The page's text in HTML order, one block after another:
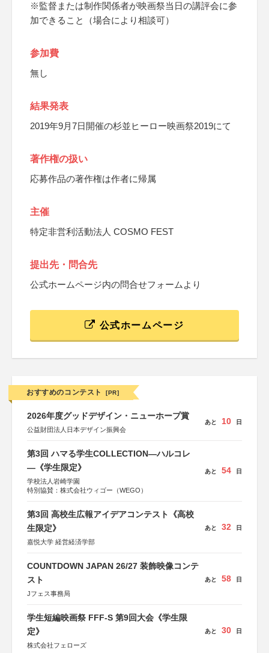
※監督または制作関係者が映画祭当日の講評会に参
加できること（場合により相談可）
参加費
無し
結果発表
2019年9月7日開催の杉並ヒーロー映画祭2019にて
著作権の扱い
応募作品の著作権は作者に帰属
主催
特定非営利活動法人 COSMO FEST
提出先・問合先
公式ホームページ内の問合せフォームより
公式ホームページ
おすすめのコンテスト [PR]
2026年度グッドデザイン・ニューホープ賞
公益財団法人日本デザイン振興会
あと 10 日
第3回 ハマる学生COLLECTION―ハルコレ
―《学生限定》
学校法人岩崎学園
特別協賛：株式会社ウィゴー（WEGO）
あと 54 日
第3回 高校生広報アイデアコンテスト《高校
生限定》
嘉悦大学 経営経済学部
あと 32 日
COUNTDOWN JAPAN 26/27 装飾映像コンテ
スト
Jフェス事務局
あと 58 日
学生短編映画祭 FFF-S 第9回大会《学生限
定》
株式会社フェローズ
あと 30 日